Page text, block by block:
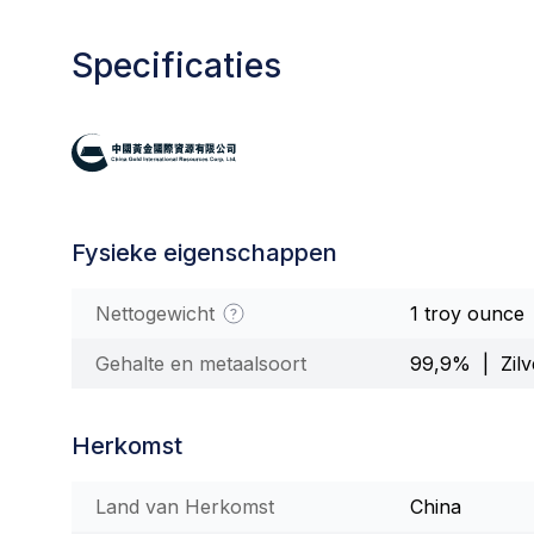
Specificaties
Fysieke eigenschappen
Nettogewicht 1 troy ounce
Gehalte en metaalsoort 99,9% |
Herkomst
Land van Herkomst China